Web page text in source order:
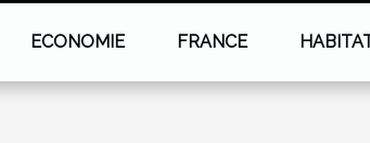
ECONOMIE FRANCE